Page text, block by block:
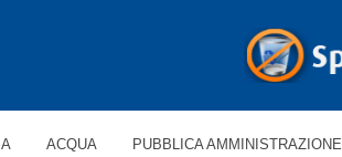
ACQUA PUBBLICA AMMINISTRAZIONE